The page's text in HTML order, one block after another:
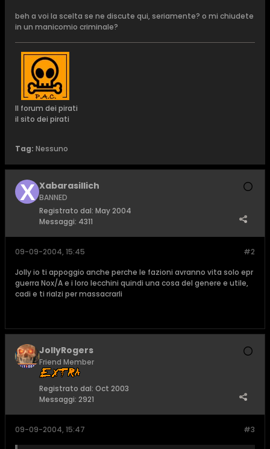
beh a voi la scelta se ne discute qui, seriamente? o mi chiudete
in un manicomio criminale?
Il forum dei pirati
il sito dei pirati
Tag: Nessuno
Xabarasillich
BANNED
Registrato dal: May 2004
Messaggi: 4311
#2
09-09-2004, 15:45
Jolly io ti appoggio anche perche le fazioni avranno vita solo epr
guerra Nox/A e i loro lecchini quindi una cosa del genere e utile,
cadi e ti rialzi per massacrarli
JollyRogers
Friend Member
Registrato dal: Oct 2003
Messaggi: 2921
#3
09-09-2004, 15:47